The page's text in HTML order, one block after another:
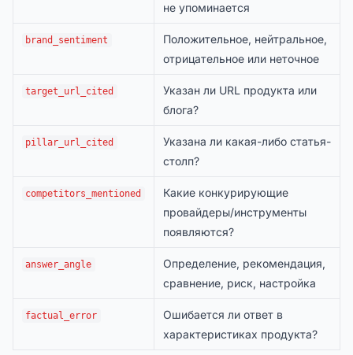
не упоминается
brand_sentiment
Положительное, нейтральное,
отрицательное или неточное
target_url_cited
Указан ли URL продукта или
блога?
pillar_url_cited
Указана ли какая-либо статья-
столп?
competitors_mentioned
Какие конкурирующие
провайдеры/инструменты
появляются?
answer_angle
Определение, рекомендация,
сравнение, риск, настройка
factual_error
Ошибается ли ответ в
характеристиках продукта?